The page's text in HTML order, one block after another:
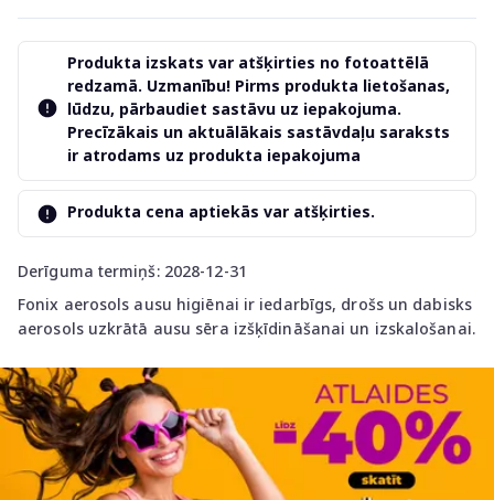
Derīguma termiņš: 2028-12-31
Fonix aerosols ausu higiēnai ir iedarbīgs, drošs un dabisks
aerosols uzkrātā ausu sēra izšķīdināšanai un izskalošanai.
Produkta izskats var atšķirties no fotoattēlā
redzamā. Uzmanību! Pirms produkta lietošanas,
lūdzu, pārbaudiet sastāvu uz iepakojuma.
Precīzākais un aktuālākais sastāvdaļu saraksts
ir atrodams uz produkta iepakojuma
Produkta cena aptiekās var atšķirties.